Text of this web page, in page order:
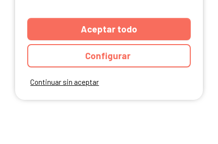
Continuar sin aceptar
Aceptar todo
Configurar